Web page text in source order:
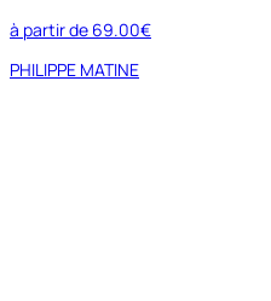
à partir de 69.00€
PHILIPPE MATINE